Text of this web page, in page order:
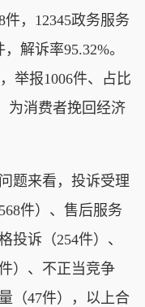
件，12345政务服务
解诉率95.32%。
举报1006件、占比
为消费者挽回经济
来看，投诉受理
件）、售后服务
投诉（254件）、
）、不正当竞争
（47件），以上合